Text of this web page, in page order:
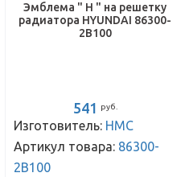
Эмблема " H " на решетку
радиатора HYUNDAI 86300-
2B100
541 руб.
Изготовитель: HMC
Артикул товара: 86300-
2B100